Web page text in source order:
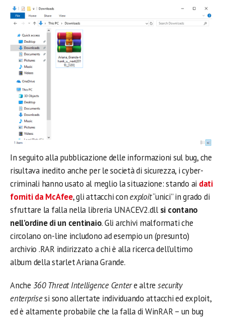
In seguito alla pubblicazione delle informazioni sul bug, che
risultava inedito anche per le società di sicurezza, i cyber-
criminali hanno usato al meglio la situazione: stando ai dati
forniti da McAfee, gli attacchi conexploit“unici” in grado di
sfruttare la falla nella libreria UNACEV2.dll si contano
nell’ordine di un centinaio. Gli archivi malformati che
circolano on-line includono ad esempio un (presunto)
archivio .RAR indirizzato a chi è alla ricerca dell’ultimo
album della starlet Ariana Grande.
Anche 360 Threat Intelligence Centere altre security
enterprisesi sono allertate individuando attacchi ed exploit,
ed è altamente probabile che la falla di WinRAR – un bug